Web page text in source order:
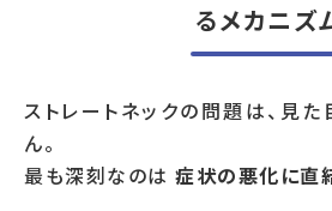
るメカニズ
ストレートネックの問題は、見
ん。
最も深刻なのは 症状の悪化に直